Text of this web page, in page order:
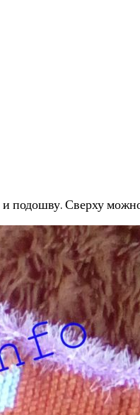
подошву. Сверху